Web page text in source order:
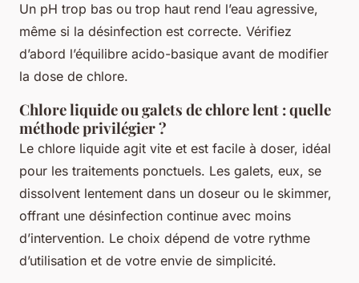
Un pH trop bas ou trop haut rend l’eau agressive,
même si la désinfection est correcte. Vérifiez
d’abord l’équilibre acido-basique avant de modifier
la dose de chlore.
Chlore liquide ou galets de chlore lent : quelle
méthode privilégier ?
Le chlore liquide agit vite et est facile à doser, idéal
pour les traitements ponctuels. Les galets, eux, se
dissolvent lentement dans un doseur ou le skimmer,
offrant une désinfection continue avec moins
d’intervention. Le choix dépend de votre rythme
d’utilisation et de votre envie de simplicité.